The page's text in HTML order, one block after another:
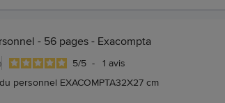
- 56 pages - Exacompta
5/5 - 1 avis
personnel EXACOMPTA32X27 cm